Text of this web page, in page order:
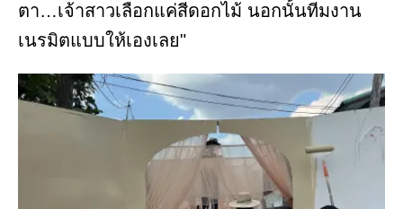
ตา…เจ้าสาวเลือกแค่สีดอกไม้ นอกนั้นทีมงาน
เนรมิตแบบให้เองเลย"